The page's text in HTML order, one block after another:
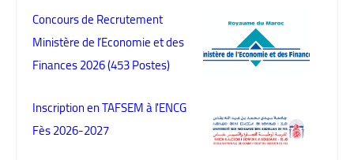
Concours de Recrutement
Ministère de l’Economie et des
Finances 2026 (453 Postes)
Inscription en TAFSEM à l'ENCG
Fès 2026-2027